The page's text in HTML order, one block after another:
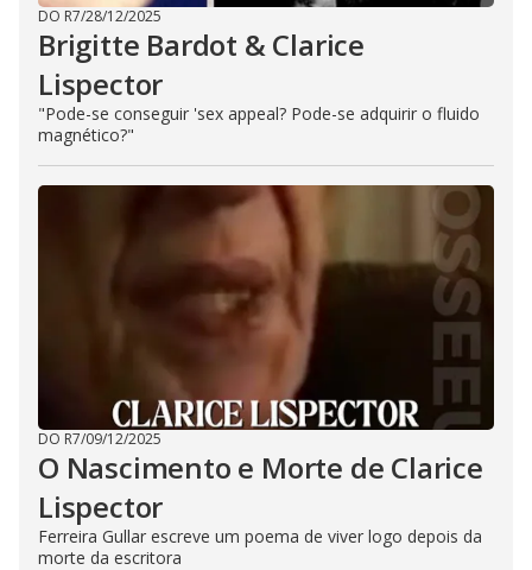
DO R7/28/12/2025
Brigitte Bardot & Clarice
Lispector
"Pode-se conseguir 'sex appeal? Pode-se adquirir o fluido
magnético?"
DO R7/09/12/2025
O Nascimento e Morte de Clarice
Lispector
Ferreira Gullar escreve um poema de viver logo depois da
morte da escritora